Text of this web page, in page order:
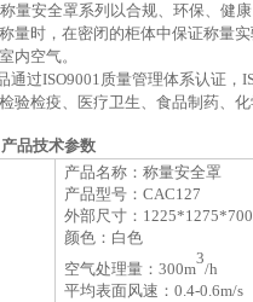
量安全罩系列以合规、环保、健
量时，在密闭的柜体中保证称量
内空气。
通过ISO9001质量管理体系认证，
验检疫、医疗卫生、食品制药、
产品技术参数
产品名称：称量安全罩
产品型号： CAC127
外部尺寸： 1225*1275*700
颜色：白色
空气处理量： 300m
3
/h
平均表面风速： 0.4-0.6m/s